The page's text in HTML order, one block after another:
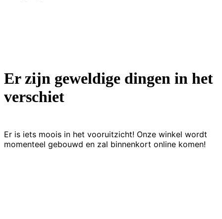
Er zijn geweldige dingen in het
verschiet
Er is iets moois in het vooruitzicht! Onze winkel wordt
momenteel gebouwd en zal binnenkort online komen!